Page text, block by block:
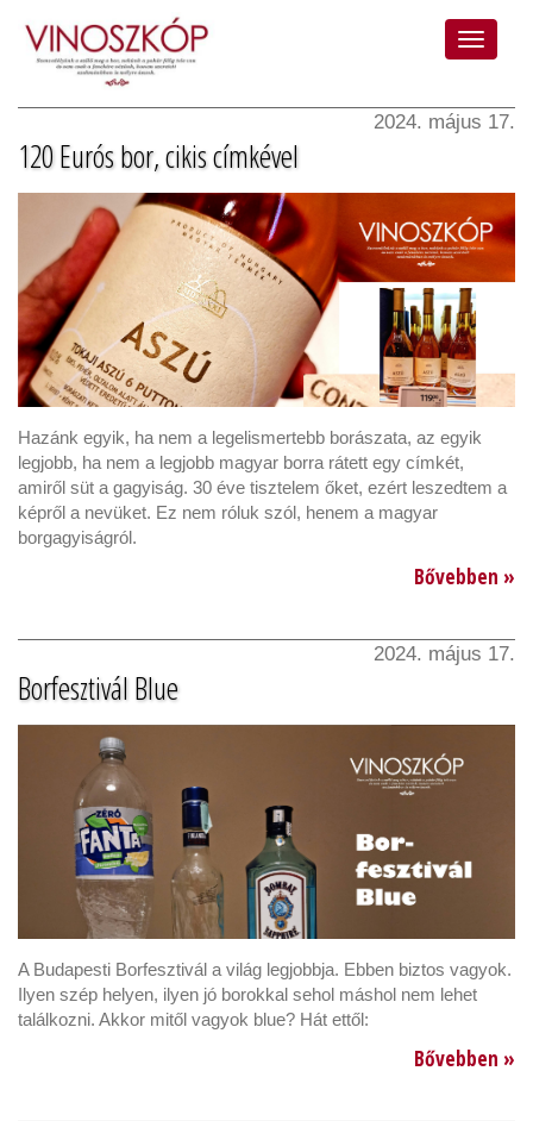
2024. május 17.
120 Eurós bor, cikis címkével
Hazánk egyik, ha nem a legelismertebb borászata, az egyik
legjobb, ha nem a legjobb magyar borra rátett egy címkét,
amiről süt a gagyiság. 30 éve tisztelem őket, ezért leszedtem a
képről a nevüket. Ez nem róluk szól, henem a magyar
borgagyiságról.
Bővebben »
2024. május 17.
Borfesztivál Blue
A Budapesti Borfesztivál a világ legjobbja. Ebben biztos vagyok.
Ilyen szép helyen, ilyen jó borokkal sehol máshol nem lehet
találkozni. Akkor mitől vagyok blue? Hát ettől:
Bővebben »